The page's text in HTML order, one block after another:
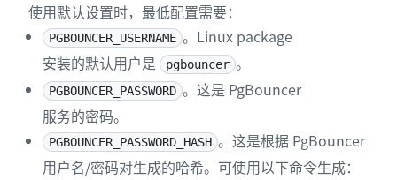
使用默认设置时，最低配置需要：
PGBOUNCER_USERNAME 。Linux package
安装的默认用户是
pgbouncer 。
PGBOUNCER_PASSWORD 。这是 PgBouncer
服务的密码。
PGBOUNCER_PASSWORD_HASH 。这是根据 PgBouncer
用户名/密码对生成的哈希。可使用以下命令生成：